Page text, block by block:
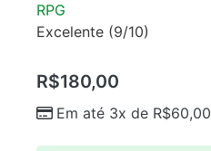
RPG
Excelente (9/10)
R$180,00
Em até 3x de R$60,00